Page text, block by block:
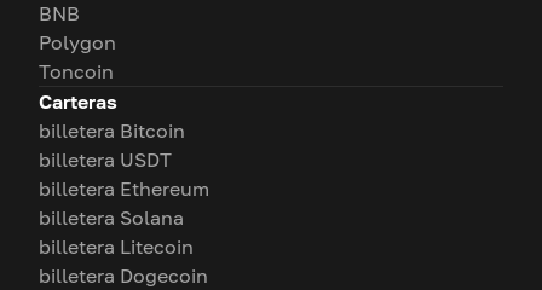
BNB
Polygon
Toncoin
Carteras
billetera Bitcoin
billetera USDT
billetera Ethereum
billetera Solana
billetera Litecoin
billetera Dogecoin